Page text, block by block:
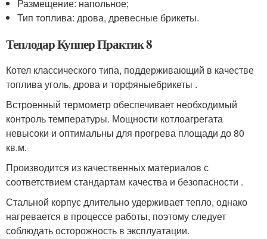
Размещение: напольное;
Тип топлива: дрова, древесные брикеты.
Теплодар Куппер Практик 8
Котел классического типа, поддерживающий в качестве
топлива уголь, дрова и торфяныебрикеты .
Встроенный термометр обеспечивает необходимый
контроль температуры. Мощности котлоагрегата
невысоки и оптимальны для прогрева площади до 80
кв.м.
Производится из качественных материалов с
соответствием стандартам качества и безопасности .
Стальной корпус длительно удерживает тепло, однако
нагревается в процессе работы, поэтому следует
соблюдать осторожность в эксплуатации.